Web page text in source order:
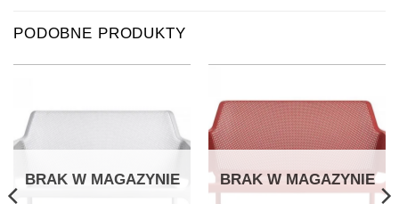
PODOBNE PRODUKTY
BRAK W MAGAZYNIE BRAK W MAGAZYNIE